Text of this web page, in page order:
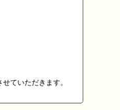
ていただきます。